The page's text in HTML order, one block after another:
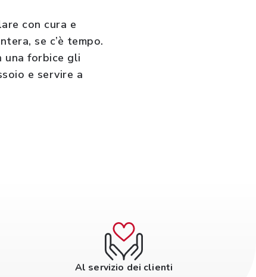
con cura e
se c’è tempo.
una forbice gli
e servire a
Al servizio dei clienti